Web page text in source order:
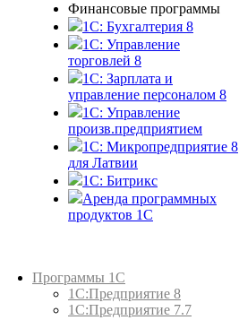
Финансовые программы
1С: Бухгалтерия 8
1C: Управление
торговлей 8
1C: Зарплата и
управление персоналом 8
1C: Управление
произв.предприятием
1С: Микропредприятие 8
для Латвии
1C: Битрикс
Аренда программных
продуктов 1С
Программы 1С
1С:Предприятие 8
1С:Предприятие 7.7